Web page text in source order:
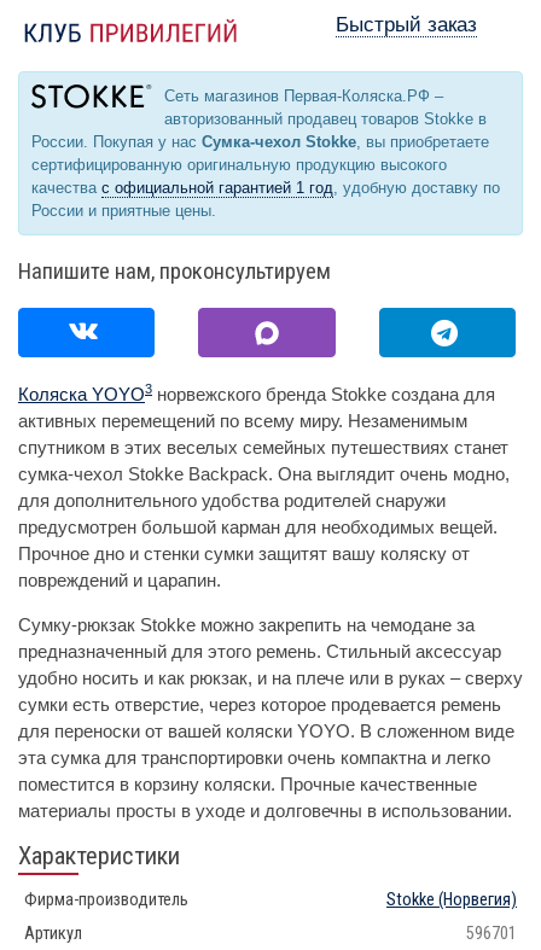
Быстрый заказ
Сеть магазинов Первая-Коляска.РФ –
авторизованный продавец товаров Stokke в
России. Покупая у нас Сумка-чехол Stokke, вы приобретаете
сертифицированную оригинальную продукцию высокого
качества с официальной гарантией 1 год, удобную доставку по
России и приятные цены.
Напишите нам, проконсультируем
Коляска YOYO3 норвежского бренда Stokke создана для
активных перемещений по всему миру. Незаменимым
спутником в этих веселых семейных путешествиях станет
сумка-чехол Stokke Backpack. Она выглядит очень модно,
для дополнительного удобства родителей снаружи
предусмотрен большой карман для необходимых вещей.
Прочное дно и стенки сумки защитят вашу коляску от
повреждений и царапин.
Сумку-рюкзак Stokke можно закрепить на чемодане за
предназначенный для этого ремень. Стильный аксессуар
удобно носить и как рюкзак, и на плече или в руках – сверху
сумки есть отверстие, через которое продевается ремень
для переноски от вашей коляски YOYO. В сложенном виде
эта сумка для транспортировки очень компактна и легко
поместится в корзину коляски. Прочные качественные
материалы просты в уходе и долговечны в использовании.
Характеристики
Фирма-производитель Stokke (Норвегия)
Артикул
596701